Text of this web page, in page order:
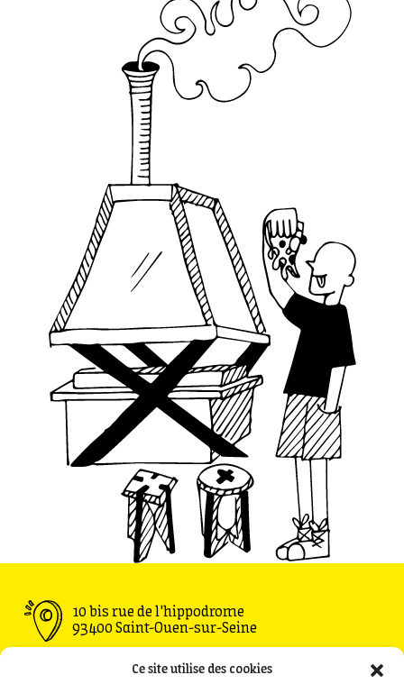
Ce site utilise des cookies
10 bis rue de l'hippodrome
93400 Saint-Ouen-sur-Seine
Ouvert du Mardi au Vendredi : 11h30 - 00h00
Samedi : 09h00 - 00h00